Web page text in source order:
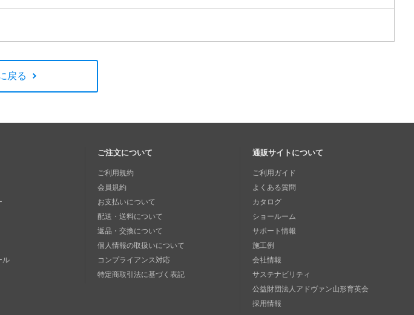
戻る
ル
ご注文について
ご利用規約
会員規約
お支払いについて
配送・送料について
返品・交換について
個人情報の取扱いについて
コンプライアンス対応
特定商取引法に基づく表記
通販サイトについて
ご利用ガイド
よくある質問
カタログ
ショールーム
サポート情報
施工例
会社情報
サステナビリティ
公益財団法人アドヴァン山形育英会
採用情報